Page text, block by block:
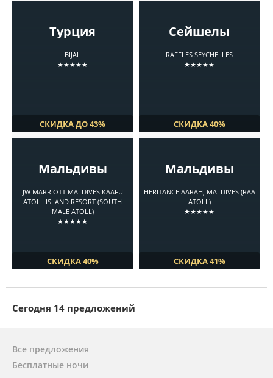
Турция
BIJAL
★★★★★
СКИДКА ДО 43%
Сейшелы
RAFFLES SEYCHELLES
★★★★★
СКИДКА 40%
Мальдивы
JW MARRIOTT MALDIVES KAAFU
ATOLL ISLAND RESORT (SOUTH
MALE ATOLL)
★★★★★
СКИДКА 40%
Мальдивы
HERITANCE AARAH, MALDIVES (RAA
ATOLL)
★★★★★
СКИДКА 41%
Cегодня 14 предложений
Все предложения
Бесплатные ночи